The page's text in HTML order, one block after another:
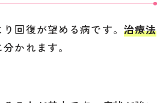
回復が望める病です。 治療法
分かれます。